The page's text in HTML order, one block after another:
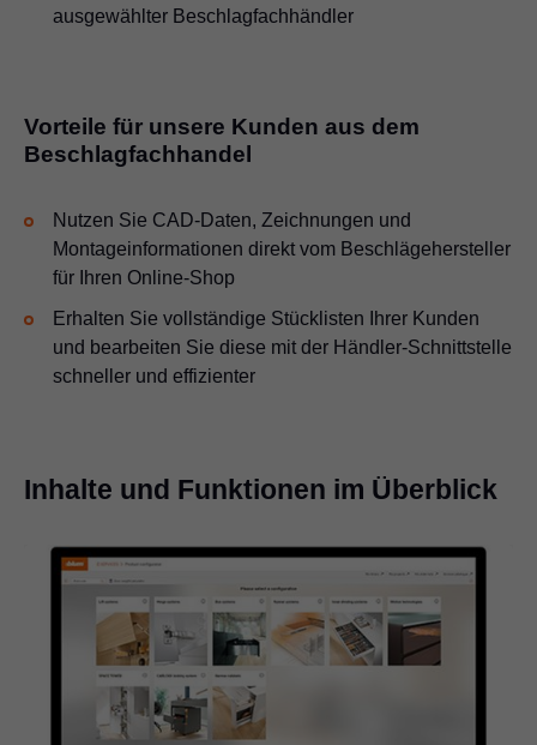
ausgewählter Beschlagfachhändler
Vorteile für unsere Kunden aus dem
Beschlagfachhandel
Nutzen Sie CAD-Daten, Zeichnungen und
Montageinformationen direkt vom Beschlägehersteller
für Ihren Online-Shop
Erhalten Sie vollständige Stücklisten Ihrer Kunden
und bearbeiten Sie diese mit der Händler-Schnittstelle
schneller und effizienter
Inhalte und Funktionen im Überblick